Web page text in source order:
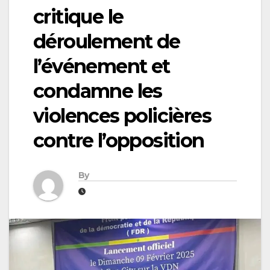
critique le
déroulement de
l’événement et
condamne les
violences policières
contre l’opposition
By